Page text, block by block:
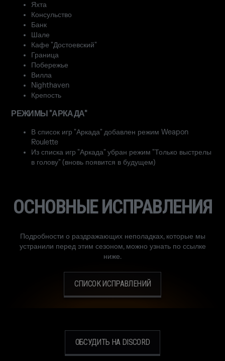
Яхта
Консульство
Банк
Шале
Кафе "Достоевский"
Граница
Побережье
Вилла
Nighthaven
Крепость
РЕЖИМЫ "АРКАДА"
В список игр "Аркада" добавлен режим Weapon
Roulette
Из списка игр "Аркада" убран режим "Только выстрелы
в голову" (вновь появится в будущем)
ОСНОВНЫЕ ИСПРАВЛЕНИЯ
Подробности о раздражающих неполадках, которые мы
устранили перед этим сезоном, можно узнать по ссылке
ниже.
СПИСОК ИСПРАВЛЕНИЙ
ОБСУДИТЬ НА DISCORD